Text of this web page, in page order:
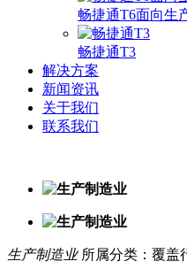
畅捷通T6面向生
畅捷通T3
解决方案
新闻资讯
关于我们
联系我们
生产制造业 所属分类：覆盖